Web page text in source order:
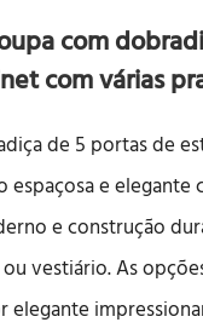
com
com várias
de 5 portas de
espaçosa e
e construção
vestiário. As
elegante